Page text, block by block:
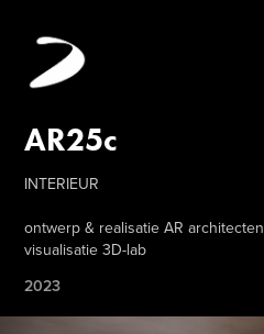
AR25c
INTERIEUR
ontwerp & realisatie AR architecten
visualisatie 3D-lab
2023